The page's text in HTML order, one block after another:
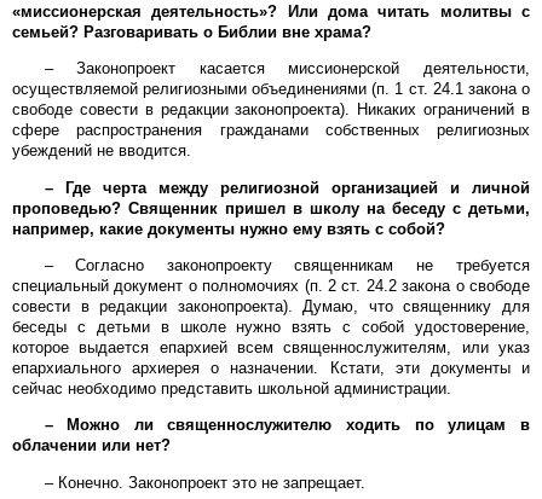
«миссионерская деятельность»? Или дома читать молитвы с
семьей? Разговаривать о Библии вне храма?
– Законопроект касается миссионерской деятельности,
осуществляемой религиозными объединениями (п. 1 ст. 24.1 закона о
свободе совести в редакции законопроекта). Никаких ограничений в
сфере распространения гражданами собственных религиозных
убеждений не вводится.
– Где черта между религиозной организацией и личной
проповедью? Священник пришел в школу на беседу с детьми,
например, какие документы нужно ему взять с собой?
– Согласно законопроекту священникам не требуется
специальный документ о полномочиях (п. 2 ст. 24.2 закона о свободе
совести в редакции законопроекта). Думаю, что священнику для
беседы с детьми в школе нужно взять с собой удостоверение,
которое выдается епархией всем священнослужителям, или указ
епархиального архиерея о назначении. Кстати, эти документы и
сейчас необходимо представить школьной администрации.
– Можно ли священнослужителю ходить по улицам в
облачении или нет?
– Конечно. Законопроект это не запрещает.